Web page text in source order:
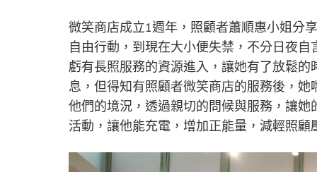
微笑商店成立1週年，照顧者蕭順惠小姐分
自由行動，到現在大小便失禁，不分日夜
虧有長照服務的資源進入，讓她有了放鬆
息，但得知有照顧者微笑商店的服務後，
他們的境況，透過親切的問候與服務，讓
活動，讓他能充電，增加正能量，減輕照顧